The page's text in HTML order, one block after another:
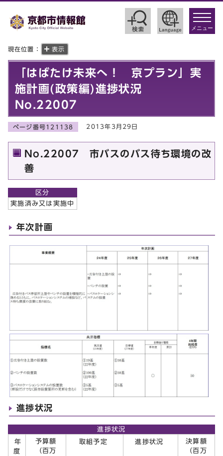
toggle
メニュー
現在位置： 表示
「はばたけ未来へ！ 京プラン」実
施計画(政策編)進捗状況
No.22007
ページ番号121138 2013年3月29日
No.22007 市バスのバス待ち環境の改
善
区分
実施済み又は実施中
年次計画
進捗状況
進捗状況
年
度
予算額
（百万
取組予定 進捗状況
決算額
（百万